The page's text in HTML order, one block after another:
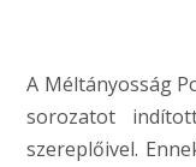
A Méltányosság
sorozatot
szereplőivel.